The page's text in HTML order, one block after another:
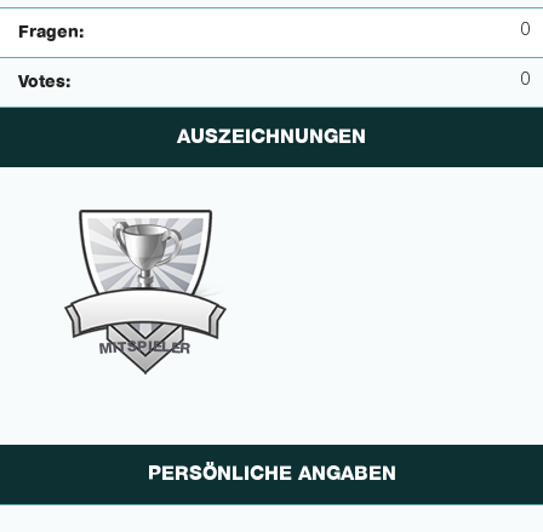
Fragen: 0
Votes: 0
AUSZEICHNUNGEN
MITSPIELER
PERSÖNLICHE ANGABEN